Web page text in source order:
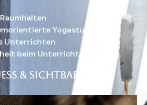
Yogastunden
Unterrichten
beim Unterrichten
& Sichtbarkeit